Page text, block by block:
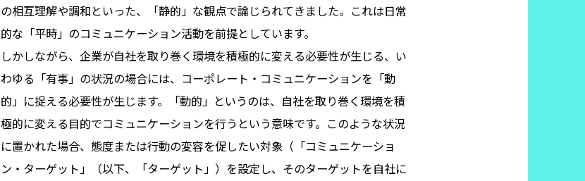
の相互理解や調和といった、「静的」な観点で論じられてきました。これは日常
的な「平時」のコミュニケーション活動を前提としています。
しかしながら、企業が自社を取り巻く環境を積極的に変える必要性が生じる、い
わゆる「有事」の状況の場合には、コーポレート・コミュニケーションを「動
的」に捉える必要性が生じます。「動的」というのは、自社を取り巻く環境を積
極的に変える目的でコミュニケーションを行うという意味です。このような状況
に置かれた場合、態度または行動の変容を促したい対象（「コミュニケーショ
ン・ターゲット」（以下、「ターゲット」）を設定し、そのターゲットを自社に